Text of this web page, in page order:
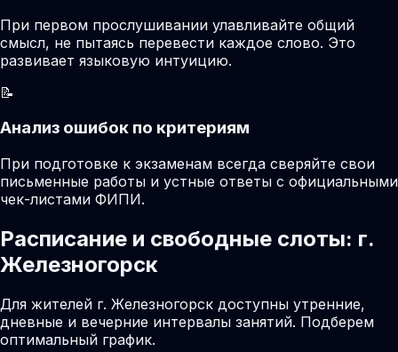
При первом прослушивании улавливайте общий
смысл, не пытаясь перевести каждое слово. Это
развивает языковую интуицию.
📝
Анализ ошибок по критериям
При подготовке к экзаменам всегда сверяйте свои
письменные работы и устные ответы с официальными
чек-листами ФИПИ.
Расписание и свободные слоты: г.
Железногорск
Для жителей г. Железногорск доступны утренние,
дневные и вечерние интервалы занятий. Подберем
оптимальный график.